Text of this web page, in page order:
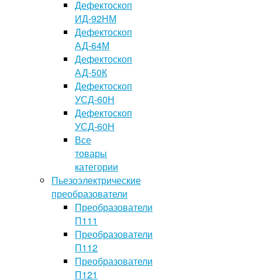
Дефектоскоп
ИД-92НМ
Дефектоскоп
АД-64М
Дефектоскоп
АД-50К
Дефектоскоп
УСД-60Н
Дефектоскоп
УСД-60Н
Все
товары
категории
Пьезоэлектрические
преобразователи
Преобразователи
П111
Преобразователи
П112
Преобразователи
П121